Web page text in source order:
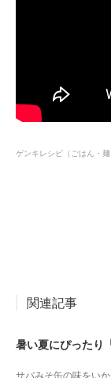
ゲンキレシピ（ごはん・麺
関連記事
暑い夏にぴったり
サバみそ缶の味をい